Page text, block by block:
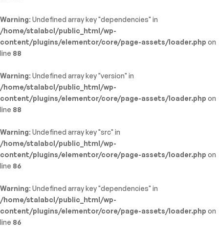
Warning: Undefined array key "dependencies" in
/home/stalabcl/public_html/wp-
content/plugins/elementor/core/page-assets/loader.php on
line 88
Warning: Undefined array key "version" in
/home/stalabcl/public_html/wp-
content/plugins/elementor/core/page-assets/loader.php on
line 88
Warning: Undefined array key "src" in
/home/stalabcl/public_html/wp-
content/plugins/elementor/core/page-assets/loader.php on
line 86
Warning: Undefined array key "dependencies" in
/home/stalabcl/public_html/wp-
content/plugins/elementor/core/page-assets/loader.php on
line 86